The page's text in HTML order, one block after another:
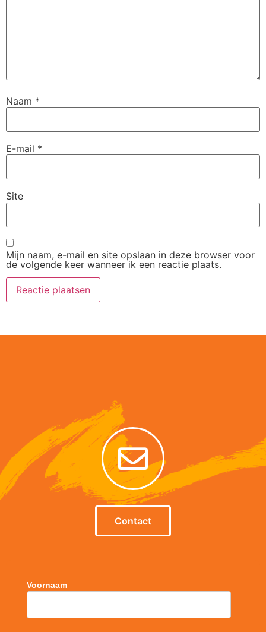
Naam *
E-mail *
Site
Mijn naam, e-mail en site opslaan in deze browser voor
de volgende keer wanneer ik een reactie plaats.
Contact
Voornaam